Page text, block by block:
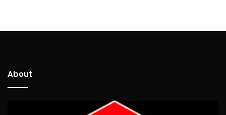
About